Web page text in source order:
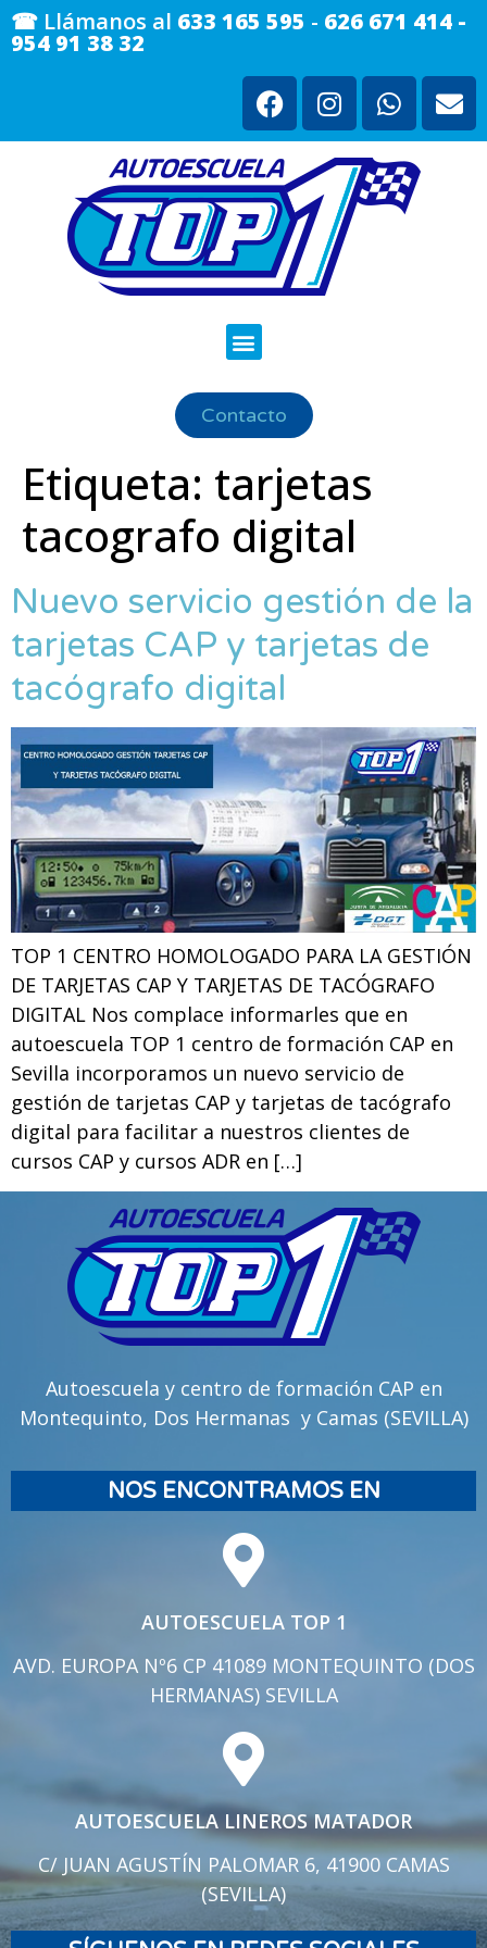
☎ Llámanos al 633 165 595 - 626 671 414 -
954 91 38 32
Contacto
Etiqueta: tarjetas
tacografo digital
Nuevo servicio gestión de la
tarjetas CAP y tarjetas de
tacógrafo digital
TOP 1 CENTRO HOMOLOGADO PARA LA GESTIÓN
DE TARJETAS CAP Y TARJETAS DE TACÓGRAFO
DIGITAL Nos complace informarles que en
autoescuela TOP 1 centro de formación CAP en
Sevilla incorporamos un nuevo servicio de
gestión de tarjetas CAP y tarjetas de tacógrafo
digital para facilitar a nuestros clientes de
cursos CAP y cursos ADR en […]
Autoescuela y centro de formación CAP en
Montequinto, Dos Hermanas y Camas (SEVILLA)
NOS ENCONTRAMOS EN
AUTOESCUELA TOP 1
AVD. EUROPA Nº6 CP 41089 MONTEQUINTO (DOS
HERMANAS) SEVILLA
AUTOESCUELA LINEROS MATADOR
C/ JUAN AGUSTÍN PALOMAR 6, 41900 CAMAS
(SEVILLA)